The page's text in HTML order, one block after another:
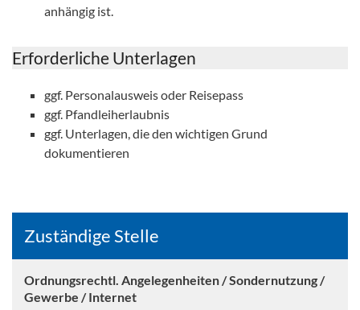
anhängig ist.
Erforderliche Unterlagen
ggf. Personalausweis oder Reisepass
ggf. Pfandleiherlaubnis
ggf. Unterlagen, die den wichtigen Grund
dokumentieren
Zuständige Stelle
Ordnungsrechtl. Angelegenheiten / Sondernutzung /
Gewerbe / Internet